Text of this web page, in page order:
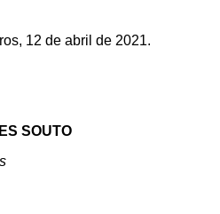
12 de abril de 2021.
SOUTO